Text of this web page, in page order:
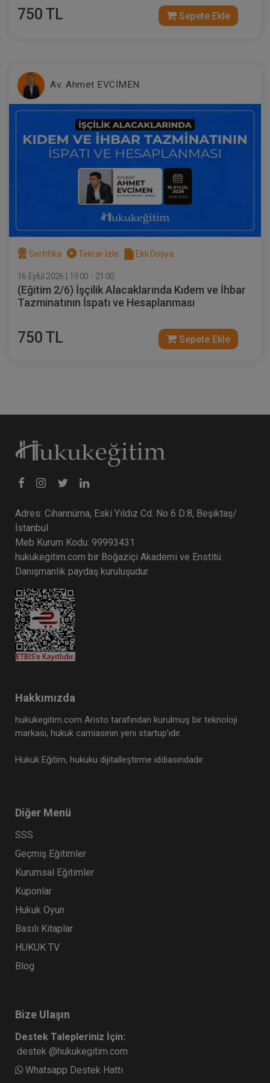
Ürün Sorumluluğu - 10. Tüketici Hukuku
Kongresi - VIII. Oturum Video Kaydı
360 TL Sepete Ekle
360 TL
Tüketici Hukuku Enstitüsü
Futuristler - 10. Tüketici Hukuku
Kongresi - VI. Oturum Video Kaydı
360 TL
Tüketici Hukuku Enstitüsü
Kongresi - IV. Oturum Video Kaydı
360 TL
10. Tüketici Hukuku Kongresi Oturumları
Video Kaydı (8 Oturum)
750 TL Sepete Ekle
Av. Ahmet EVCİMEN
Sertifika Tekrar İzle Ekli Dosya
16 Eylül 2026 | 19:00 - 21:00
(Eğitim 2/6) İşçilik Alacaklarında Kıdem ve İhbar
Tazminatının İspatı ve Hesaplanması
750 TL Sepete Ekle
Adres: Cihannüma, Eski Yıldız Cd. No 6 D:8, Beşiktaş/
İstanbul
Meb Kurum Kodu: 99993431
hukukegitim.com bir Boğaziçi Akademi ve Enstitü
Danışmanlık paydaş kuruluşudur.
Hakkımızda
hukukegitim.com Aristo tarafından kurulmuş bir teknoloji
markası, hukuk camiasının yeni startup’ıdır.
Hukuk Eğitim, hukuku dijitalleştirme iddiasındadır.
Diğer Menü
SSS
Geçmiş Eğitimler
Kurumsal Eğitimler
Kuponlar
Hukuk Oyun
Basılı Kitaplar
HUKUK TV
Blog
Bize Ulaşın
Destek Talepleriniz İçin:
destek @hukukegitim.com
Whatsapp Destek Hattı